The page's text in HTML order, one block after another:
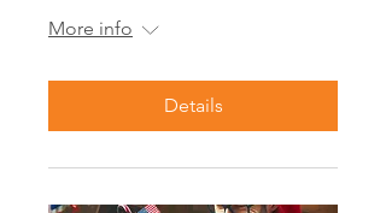
More info
Details